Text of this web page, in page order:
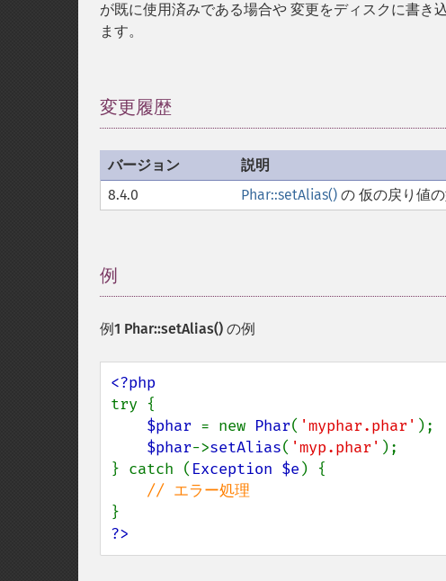
が既に使用済みである場合や 変更をディスクに書き
ます。
変更履歴
バージョン
説明
8.4.0
Phar::setAlias() の 仮の戻り値の
例
例1 Phar::setAlias() の例
try {
$phar = new Phar( 'myphar.phar' );
$phar->setAlias( 'myp.phar' );
} catch ( Exception $e ) {
?>